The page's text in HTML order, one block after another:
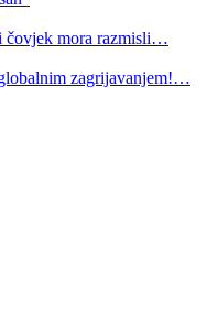
čovjek mora razmisli…
zagrijavanjem!…